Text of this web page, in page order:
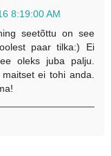
8:19:00 AM
seetõttu on see
paar tilka:) Ei
oleks juba palju.
ei tohi anda.